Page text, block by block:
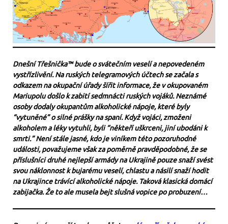
Dnešní Třešnička™ bude o svátečním veselí a nepovedeném
vystřízlivění. Na ruských telegramových účtech se začala s
odkazem na okupační úřady šířit informace, že v okupovaném
Mariupolu došlo k zabití sedmnácti ruských vojáků. Neznámé
osoby dodaly okupantům alkoholické nápoje, které byly
“vytuněné” o silné prášky na spaní. Když vojáci, zmoženi
alkoholem a léky vytuhli, byli “někteří uškrceni, jiní ubodáni k
smrti.” Není stále jasné, kdo je viníkem této pozoruhodné
události, považujeme však za poměrně pravděpodobné, že se
příslušníci druhé nejlepší armády na Ukrajině pouze snaží svést
svou náklonnost k bujarému veselí, chlastu a násilí snaží hodit
na Ukrajince trávící alkoholické nápoje. Taková klasická domácí
zabijačka. Že to ale musela bejt slušná vopice po probuzení…